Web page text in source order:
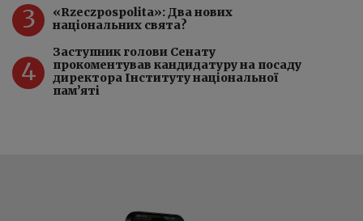
3
«Rzeczpospolita»: Два нових
національних свята?
4
Заступник голови Сенату
прокоментував кандидатуру на посаду
директора Інституту національної
пам’яті